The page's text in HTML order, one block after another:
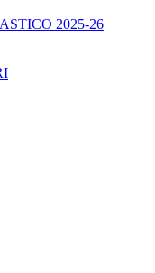
2025-26